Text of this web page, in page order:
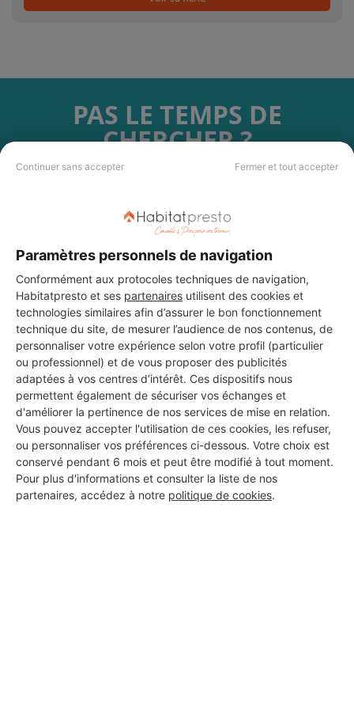
Continuer sans accepter Fermer et tout accepter
Paramètres personnels de navigation
Conformément aux protocoles techniques de navigation,
Habitatpresto et ses partenaires utilisent des cookies et
technologies similaires afin d’assurer le bon fonctionnement
technique du site, de mesurer l’audience de nos contenus, de
personnaliser votre expérience selon votre profil (particulier
ou professionnel) et de vous proposer des publicités
adaptées à vos centres d’intérêt. Ces dispositifs nous
permettent également de sécuriser vos échanges et
d'améliorer la pertinence de nos services de mise en relation.
Vous pouvez accepter l'utilisation de ces cookies, les refuser,
ou personnaliser vos préférences ci-dessous. Votre choix est
conservé pendant 6 mois et peut être modifié à tout moment.
Pour plus d'informations et consulter la liste de nos
partenaires, accédez à notre politique de cookies.
PAS LE TEMPS DE
CHERCHER ?
professionnels partout en France.
DEMANDER UN DEVIS